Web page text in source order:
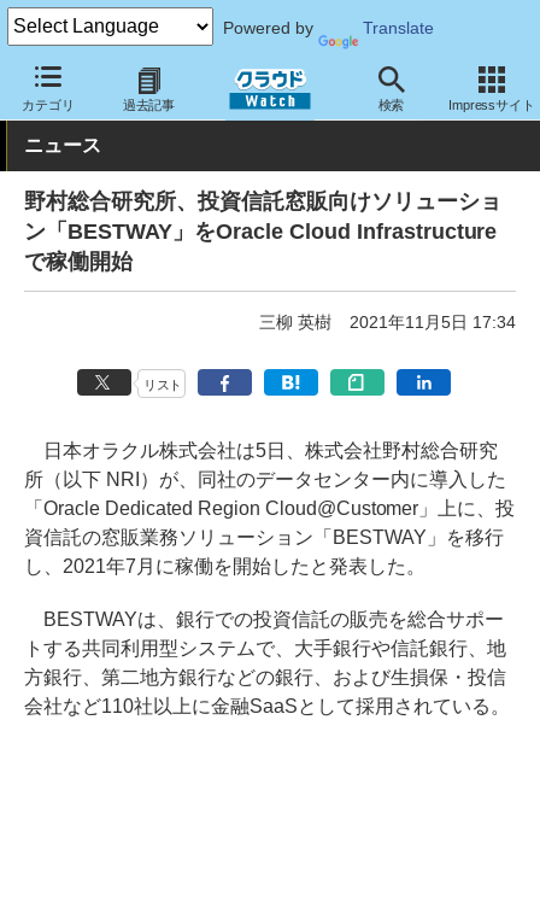
Powered by Translate
カテゴリ 過去記事 検索 Impressサイト
クラウド Watch トピック 導入事例 クラウド
ニュース
野村総合研究所、投資信託窓販向けソリューショ
ン「BESTWAY」をOracle Cloud Infrastructure
で稼働開始
三柳 英樹 2021年11月5日 17:34
リスト
日本オラクル株式会社は5日、株式会社野村総合研究
所（以下 NRI）が、同社のデータセンター内に導入した
「Oracle Dedicated Region Cloud@Customer」上に、投
資信託の窓販業務ソリューション「BESTWAY」を移行
し、2021年7月に稼働を開始したと発表した。
BESTWAYは、銀行での投資信託の販売を総合サポー
トする共同利用型システムで、大手銀行や信託銀行、地
方銀行、第二地方銀行などの銀行、および生損保・投信
会社など110社以上に金融SaaSとして採用されている。